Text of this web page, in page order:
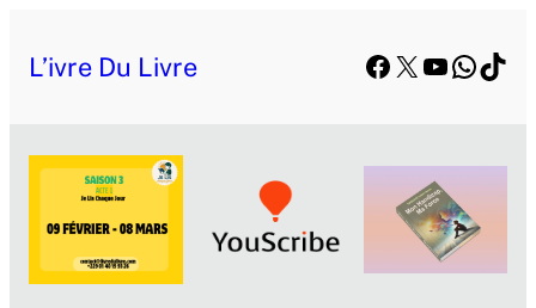
auL’ivre Du Livre Facebook
X YouTube